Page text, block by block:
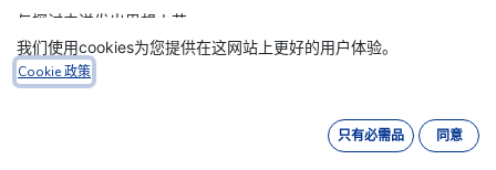
与探讨中迸发出思想火花。
我们使用cookies为您提供在这网站上更好的用户体验。
Cookie 政策
只有必需品 同意